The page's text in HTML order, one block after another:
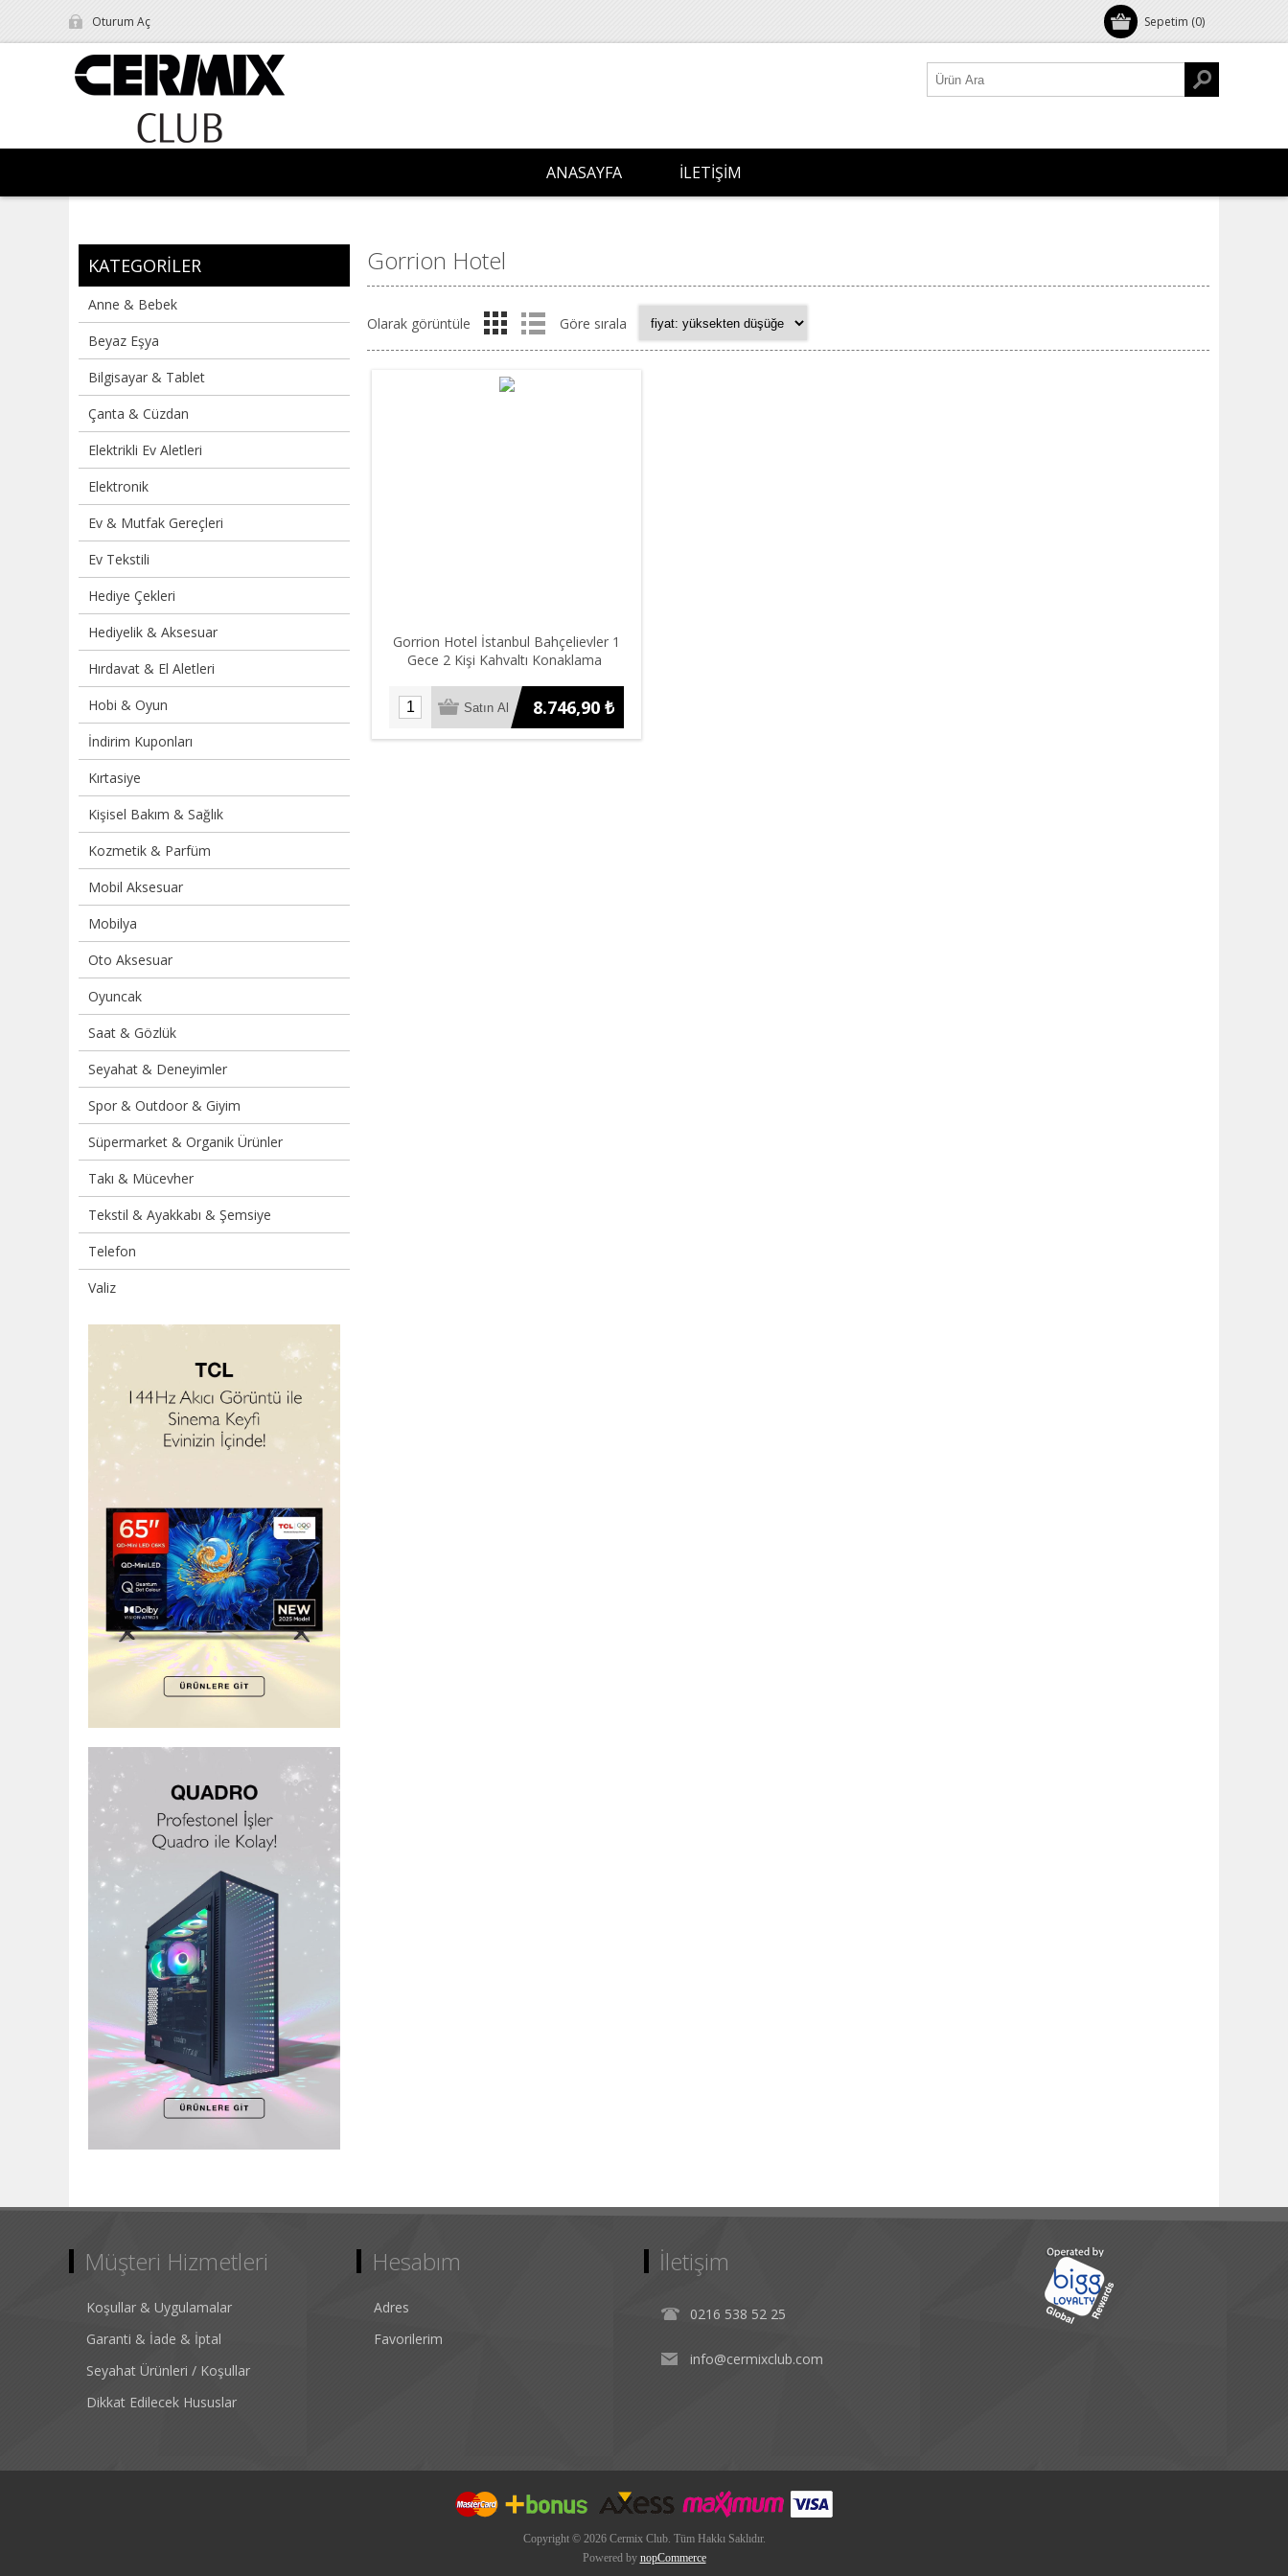
Sepetim (0)
Oturum Aç
ANASAYFA İLETIŞIM
KATEGORILER
Anne & Bebek
Beyaz Eşya
Bilgisayar & Tablet
Çanta & Cüzdan
Elektrikli Ev Aletleri
Elektronik
Ev & Mutfak Gereçleri
Ev Tekstili
Hediye Çekleri
Hediyelik & Aksesuar
Hırdavat & El Aletleri
Hobi & Oyun
İndirim Kuponları
Kırtasiye
Kişisel Bakım & Sağlık
Kozmetik & Parfüm
Mobil Aksesuar
Mobilya
Oto Aksesuar
Oyuncak
Saat & Gözlük
Seyahat & Deneyimler
Spor & Outdoor & Giyim
Süpermarket & Organik Ürünler
Takı & Mücevher
Tekstil & Ayakkabı & Şemsiye
Telefon
Valiz
Gorrion Hotel
Olarak görüntüle Göre sırala
Gorrion Hotel İstanbul Bahçelievler 1
Gece 2 Kişi Kahvaltı Konaklama
8.746,90 ₺
Müşteri Hizmetleri
Koşullar & Uygulamalar
Garanti & İade & İptal
Seyahat Ürünleri / Koşullar
Dikkat Edilecek Hususlar
Hesabım
Adres
Favorilerim
İletişim
0216 538 52 25
info@cermixclub.com
Copyright © 2026 Cermix Club. Tüm Hakkı Saklıdır.
Powered by nopCommerce